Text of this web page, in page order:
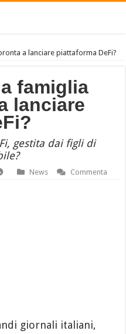
a lanciare piattaforma DeFi?
famiglia
lanciare
gestita dai figli di
News Commenta
giornali italiani,